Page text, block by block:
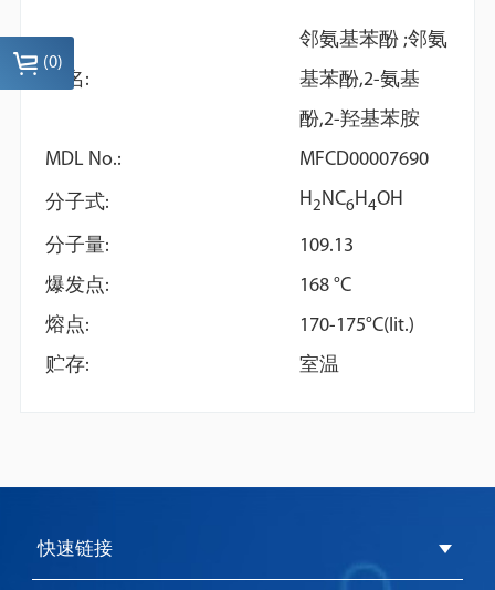
别名:
邻氨基苯酚 ;邻氨
基苯酚,2-氨基
酚,2-羟基苯胺
MDL No.:
MFCD00007690
分子式: H2NC6H4OH
分子量:
109.13
爆发点:
168 °C
熔点:
170-175°C(lit.)
贮存:
室温
N,O-
(BSTFA)
trimethylchlorosilane
快速链接
(0)